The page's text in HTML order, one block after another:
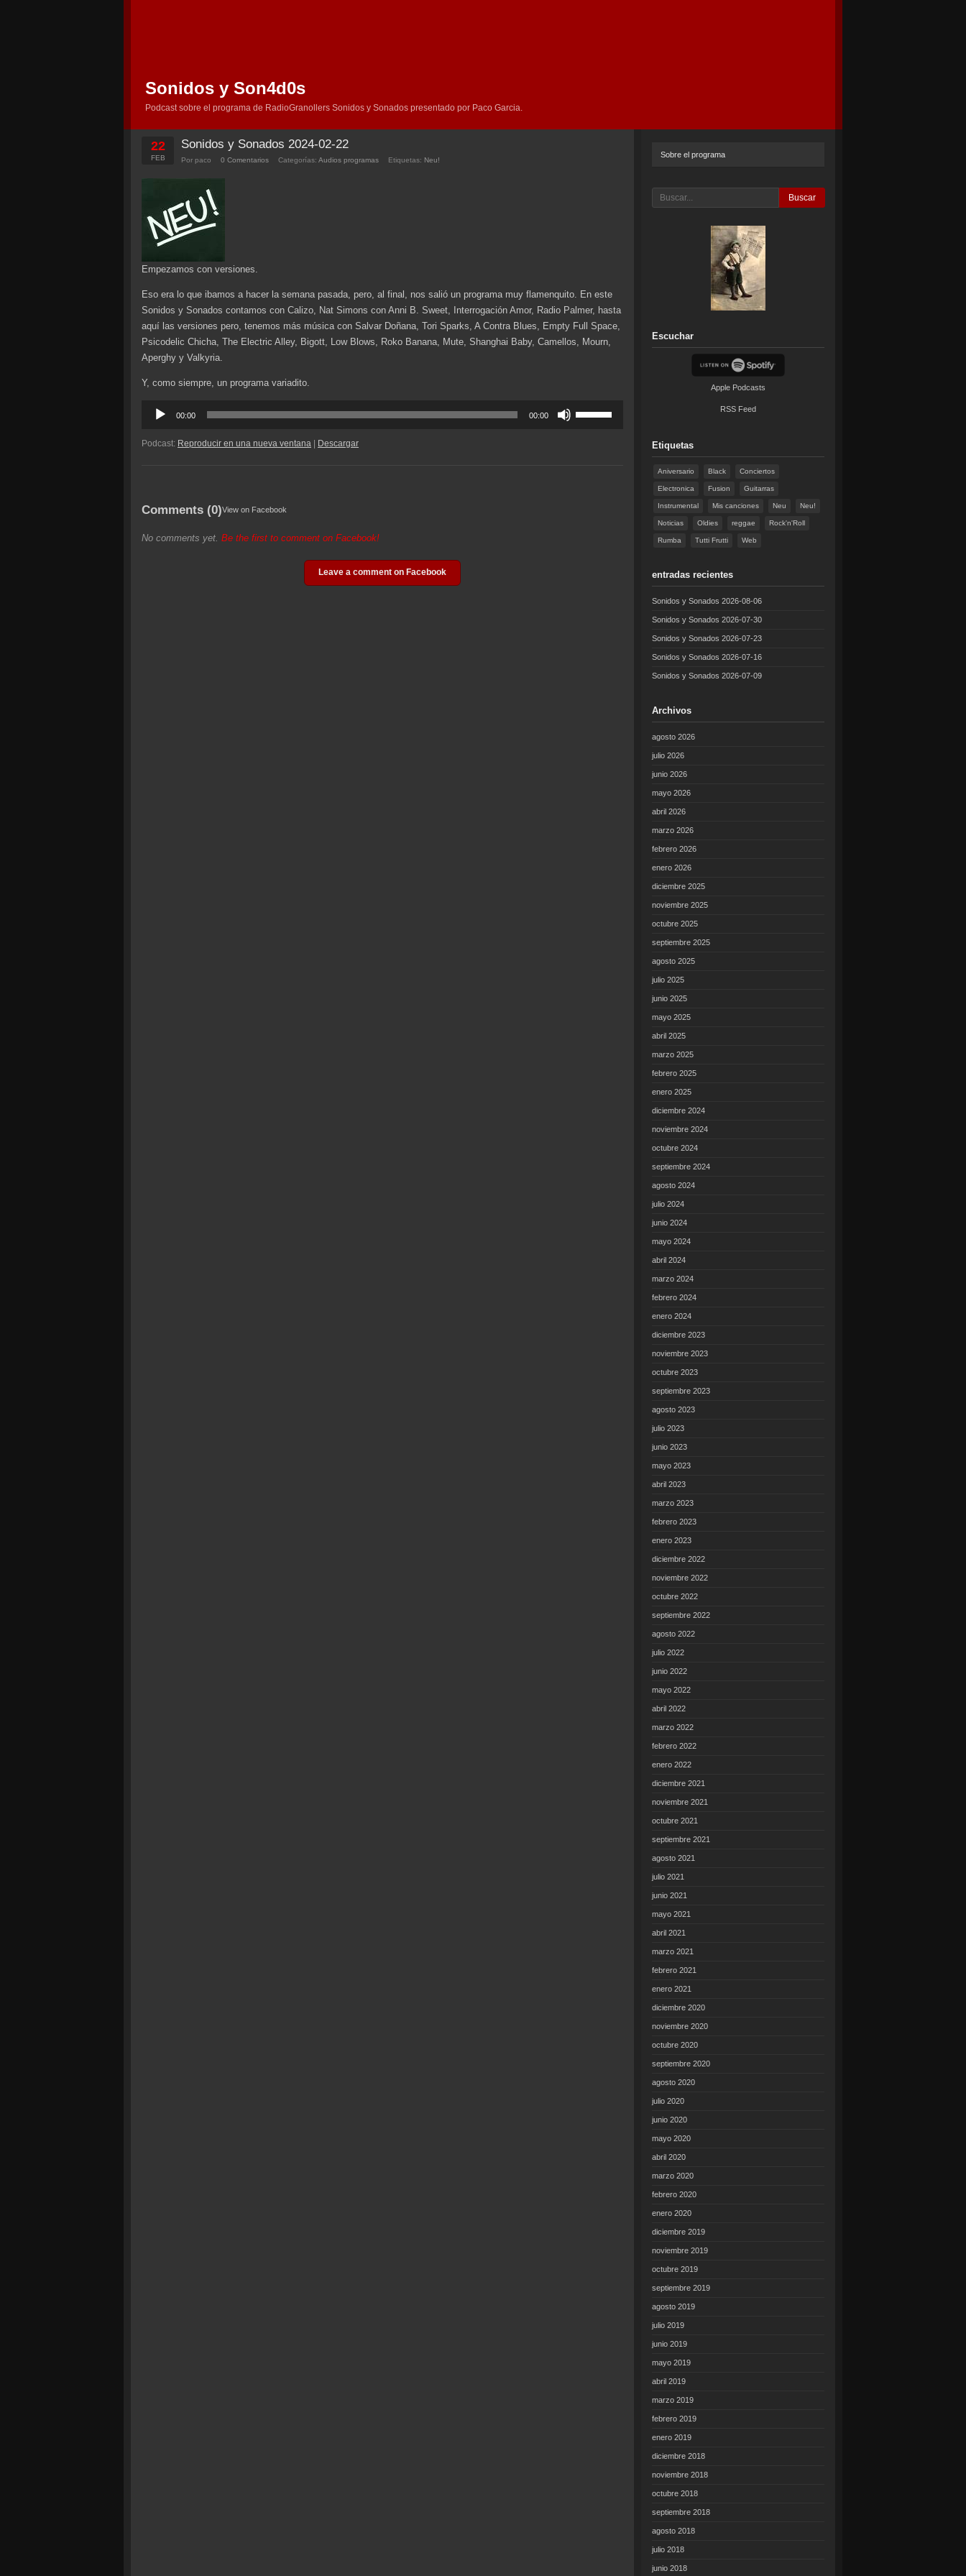
Sonidos y Son4d0s
Podcast sobre el programa de RadioGranollers Sonidos y Sonados presentado por Paco Garcia.
22
FEB
Sonidos y Sonados 2024-02-22
Por paco 0 Comentarios Categorías: Audios programas Etiquetas: Neu!
Empezamos con versiones.
Eso era lo que ibamos a hacer la semana pasada, pero, al final, nos salió un programa muy flamenquito. En este
Sonidos y Sonados contamos con Calizo, Nat Simons con Anni B. Sweet, Interrogación Amor, Radio Palmer, hasta
aquí las versiones pero, tenemos más música con Salvar Doñana, Tori Sparks, A Contra Blues, Empty Full Space,
Psicodelic Chicha, The Electric Alley, Bigott, Low Blows, Roko Banana, Mute, Shanghai Baby, Camellos, Mourn,
Aperghy y Valkyria.
Y, como siempre, un programa variadito.
Reproductor
audio
00:00 00:00
Podcast: Reproducir en una nueva ventana | Descargar
Comments (0)View on Facebook
No comments yet. Be the first to comment on Facebook!
Leave a comment on Facebook
Sobre el programa
Buscar
Escuchar
Apple Podcasts
RSS Feed
Etiquetas
Aniversario Black Conciertos
Electronica Fusion Guitarras
Instrumental Mis canciones Neu Neu!
Noticias Oldies reggae Rock'n'Roll
Rumba Tutti Frutti Web
entradas recientes
Sonidos y Sonados 2026-08-06
Sonidos y Sonados 2026-07-30
Sonidos y Sonados 2026-07-23
Sonidos y Sonados 2026-07-16
Sonidos y Sonados 2026-07-09
Archivos
agosto 2026
julio 2026
junio 2026
mayo 2026
abril 2026
marzo 2026
febrero 2026
enero 2026
diciembre 2025
noviembre 2025
octubre 2025
septiembre 2025
agosto 2025
julio 2025
junio 2025
mayo 2025
abril 2025
marzo 2025
febrero 2025
enero 2025
diciembre 2024
noviembre 2024
octubre 2024
septiembre 2024
agosto 2024
julio 2024
junio 2024
mayo 2024
abril 2024
marzo 2024
febrero 2024
enero 2024
diciembre 2023
noviembre 2023
octubre 2023
septiembre 2023
agosto 2023
julio 2023
junio 2023
mayo 2023
abril 2023
marzo 2023
febrero 2023
enero 2023
diciembre 2022
noviembre 2022
octubre 2022
septiembre 2022
agosto 2022
julio 2022
junio 2022
mayo 2022
abril 2022
marzo 2022
febrero 2022
enero 2022
diciembre 2021
noviembre 2021
octubre 2021
septiembre 2021
agosto 2021
julio 2021
junio 2021
mayo 2021
abril 2021
marzo 2021
febrero 2021
enero 2021
diciembre 2020
noviembre 2020
octubre 2020
septiembre 2020
agosto 2020
julio 2020
junio 2020
mayo 2020
abril 2020
marzo 2020
febrero 2020
enero 2020
diciembre 2019
noviembre 2019
octubre 2019
septiembre 2019
agosto 2019
julio 2019
junio 2019
mayo 2019
abril 2019
marzo 2019
febrero 2019
enero 2019
diciembre 2018
noviembre 2018
octubre 2018
septiembre 2018
agosto 2018
julio 2018
junio 2018